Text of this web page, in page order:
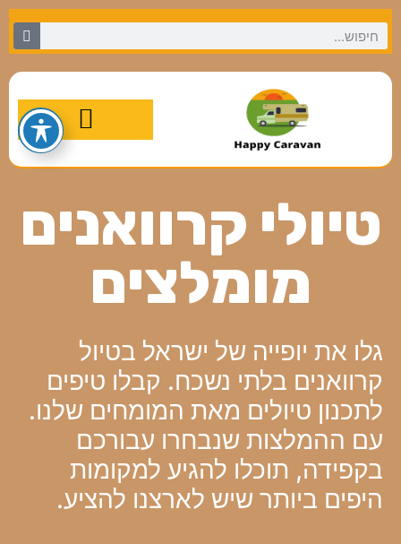
טיולי קרוואנים
מומלצים
גלו את יופייה של ישראל בטיול
קרוואנים בלתי נשכח. קבלו טיפים
לתכנון טיולים מאת המומחים שלנו.
עם ההמלצות שנבחרו עבורכם
בקפידה, תוכלו להגיע למקומות
היפים ביותר שיש לארצנו להציע.